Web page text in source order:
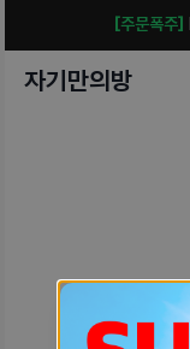
[주문폭주]
자기만의방